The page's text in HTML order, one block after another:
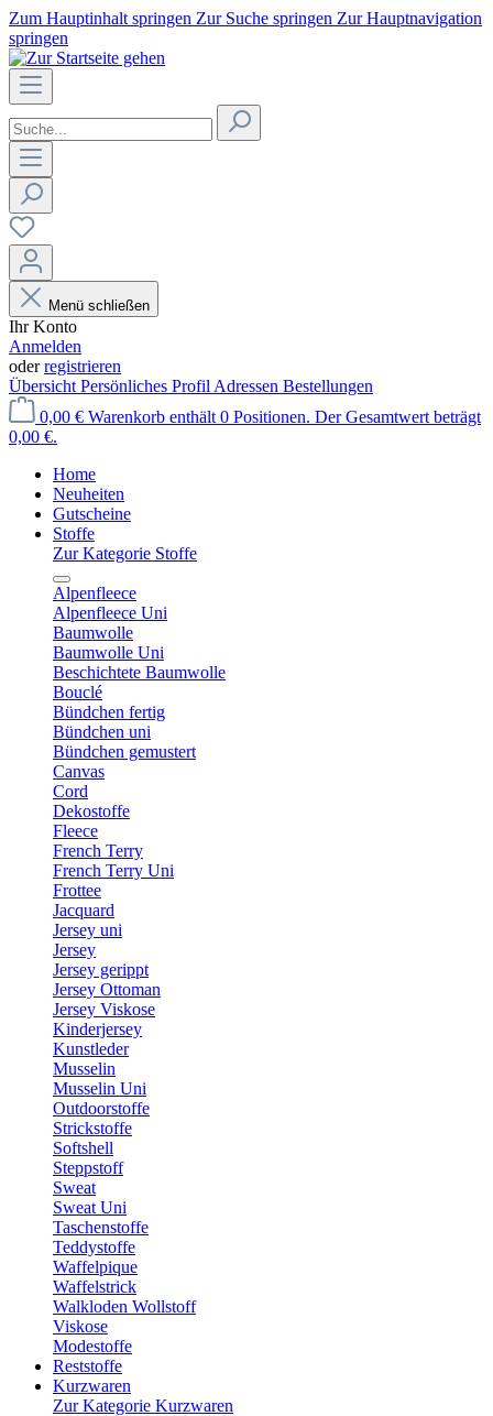
Zum Hauptinhalt springen Zur Suche springen Zur Hauptnavigation
springen
Menü schließen
Ihr Konto
Anmelden
oderregistrieren
Übersicht Persönliches Profil Adressen Bestellungen
0,00 € Warenkorb enthält 0 Positionen. Der Gesamtwert beträgt
0,00 €.
Home
Neuheiten
Gutscheine
Stoffe
Zur Kategorie Stoffe
Alpenfleece
Alpenfleece Uni
Baumwolle
Baumwolle Uni
Beschichtete Baumwolle
Bouclé
Bündchen fertig
Bündchen uni
Bündchen gemustert
Canvas
Cord
Dekostoffe
Fleece
French Terry
French Terry Uni
Frottee
Jacquard
Jersey uni
Jersey
Jersey gerippt
Jersey Ottoman
Jersey Viskose
Kinderjersey
Kunstleder
Musselin
Musselin Uni
Outdoorstoffe
Strickstoffe
Softshell
Steppstoff
Sweat
Sweat Uni
Taschenstoffe
Teddystoffe
Waffelpique
Waffelstrick
Walkloden Wollstoff
Viskose
Modestoffe
Reststoffe
Kurzwaren
Zur Kategorie Kurzwaren